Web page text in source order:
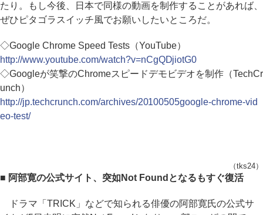
たり。もし今後、日本で同様の動画を制作することがあれば、
ぜひピタゴラスイッチ風でお願いしたいところだ。
◇Google Chrome Speed Tests（YouTube）
http://www.youtube.com/watch?v=nCgQDjiotG0
◇Googleが笑撃のChromeスピードデモビデオを制作（TechCr
unch）
http://jp.techcrunch.com/archives/20100505google-chrome-vid
eo-test/
（tks24）
■ 阿部寛の公式サイト、突如Not Foundとなるもすぐ復活
ドラマ「TRICK」などで知られる俳優の阿部寛氏の公式サ